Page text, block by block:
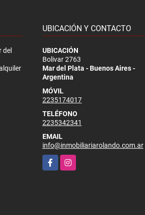
del
UBICACIÓN Y CONTACTO
UBICACIÓN
Bolivar 2763
Mar del Plata - Buenos Aires -
Argentina
MÓVIL
2235174017
TELÉFONO
2235342341
EMAIL
info@inmobiliariarolando.com.ar
FacebookInstagram